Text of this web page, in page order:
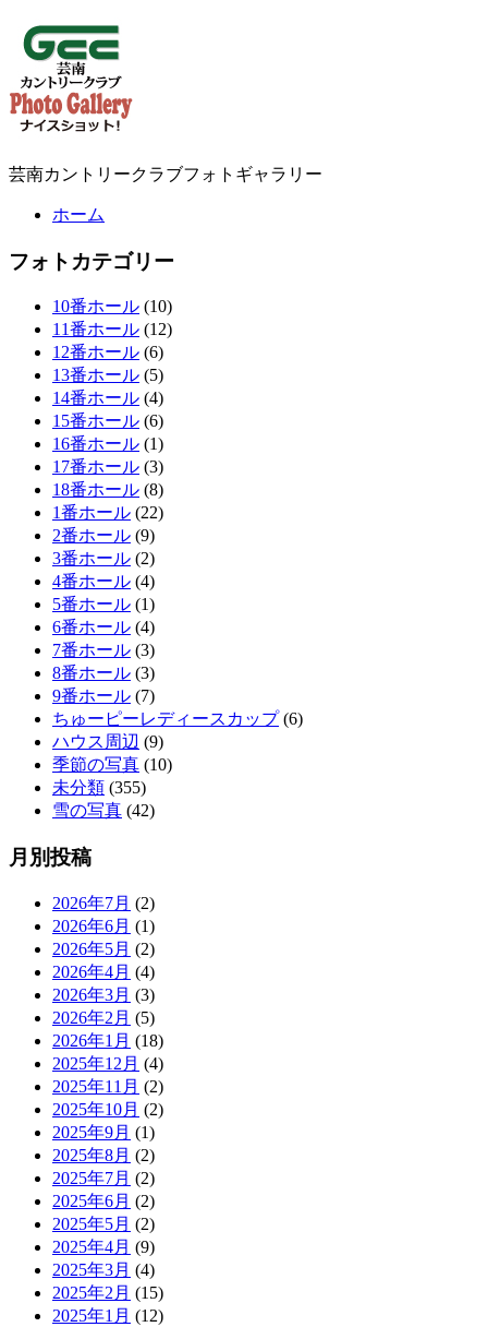
芸南カントリークラブフォトギャラリー
ホーム
フォトカテゴリー
10番ホール (10)
11番ホール (12)
12番ホール (6)
13番ホール (5)
14番ホール (4)
15番ホール (6)
16番ホール (1)
17番ホール (3)
18番ホール (8)
1番ホール (22)
2番ホール (9)
3番ホール (2)
4番ホール (4)
5番ホール (1)
6番ホール (4)
7番ホール (3)
8番ホール (3)
9番ホール (7)
ちゅーピーレディースカップ(6)
ハウス周辺 (9)
季節の写真 (10)
未分類 (355)
雪の写真 (42)
月別投稿
2026年7月 (2)
2026年6月 (1)
2026年5月 (2)
2026年4月 (4)
2026年3月 (3)
2026年2月 (5)
2026年1月 (18)
2025年12月 (4)
2025年11月 (2)
2025年10月 (2)
2025年9月 (1)
2025年8月 (2)
2025年7月 (2)
2025年6月 (2)
2025年5月 (2)
2025年4月 (9)
2025年3月 (4)
2025年2月 (15)
2025年1月 (12)